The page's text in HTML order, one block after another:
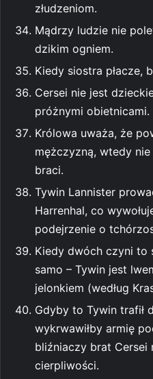
złudzeniom.
Mądrzy ludzie nie
dzikim ogniem.
Kiedy siostra płacze,
Cersei nie jest
próżnymi obietnicami.
Królowa uważa, że
mężczyzną, wtedy
braci.
Tywin Lannister
Harrenhal, co
podejrzenie o
Kiedy dwóch czyni to
samo – Tywin jest
jelonkiem (według
Gdyby to Tywin trafił
wykrwawiłby armię
bliźniaczy brat Cersei
cierpliwości.